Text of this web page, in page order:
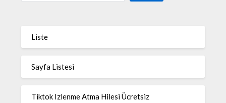
Liste
Sayfa Listesi
Tiktok Izlenme Atma Hilesi Ücretsiz